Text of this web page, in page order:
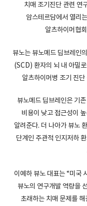
치매 조기진단 관련 연
암스테르담에서 열리
알츠하이머협
뷰노는 뷰노메드 딥브레인
(SCD) 환자의 뇌 내 아밀
알츠하이머병 조기 진
뷰노메드 딥브레인은 기
비용이 낮고 접근성이
알려준다. 더 나아가 뷰노
단계인 주관적 인지저하
이예하 뷰노 대표는 “미국
뷰노의 연구개발 역량을
초래하는 치매 문제를